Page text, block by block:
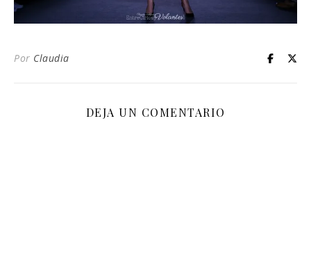
Por Claudia
DEJA UN COMENTARIO